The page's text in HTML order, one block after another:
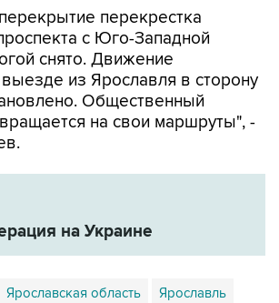
перекрестка
с Юго-Западной
снято. Движение
выезде из Ярославля в сторону
Общественный
на свои маршруты", -
на Украине
Ярославская область Ярославль